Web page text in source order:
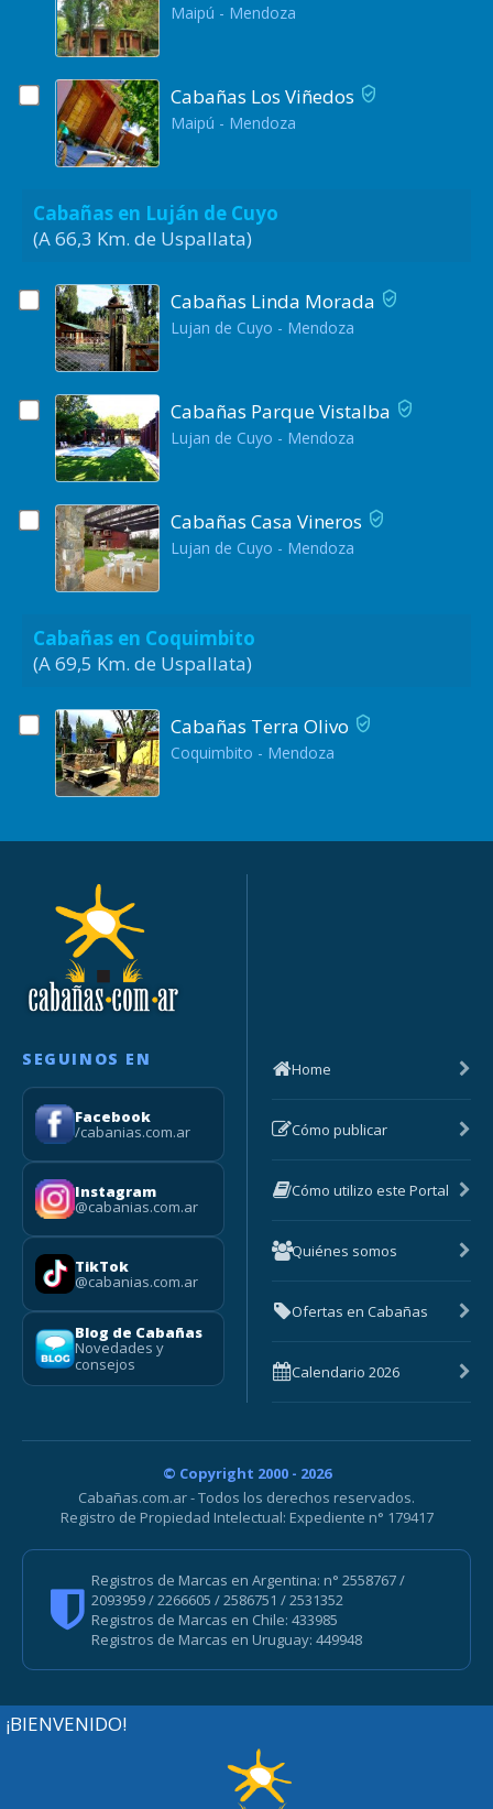
Maipú - Mendoza
Cabañas Los Viñedos
Maipú - Mendoza
Cabañas en Luján de Cuyo
(A 66,3 Km. de Uspallata)
Cabañas Linda Morada
Lujan de Cuyo - Mendoza
Cabañas Parque Vistalba
Lujan de Cuyo - Mendoza
Cabañas Casa Vineros
Lujan de Cuyo - Mendoza
Cabañas en Coquimbito
(A 69,5 Km. de Uspallata)
Cabañas Terra Olivo
Coquimbito - Mendoza
SEGUINOS EN
Facebook
/cabanias.com.ar
Instagram
@cabanias.com.ar
TikTok
@cabanias.com.ar
Blog de Cabañas
Novedades y
consejos
Home
Cómo publicar
Cómo utilizo este Portal
Quiénes somos
Ofertas en Cabañas
Calendario 2026
© Copyright 2000 - 2026
Cabañas.com.ar - Todos los derechos reservados.
Registro de Propiedad Intelectual: Expediente n° 179417
Registros de Marcas en Argentina: n° 2558767 /
2093959 / 2266605 / 2586751 / 2531352
Registros de Marcas en Chile: 433985
Registros de Marcas en Uruguay: 449948
¡BIENVENIDO!